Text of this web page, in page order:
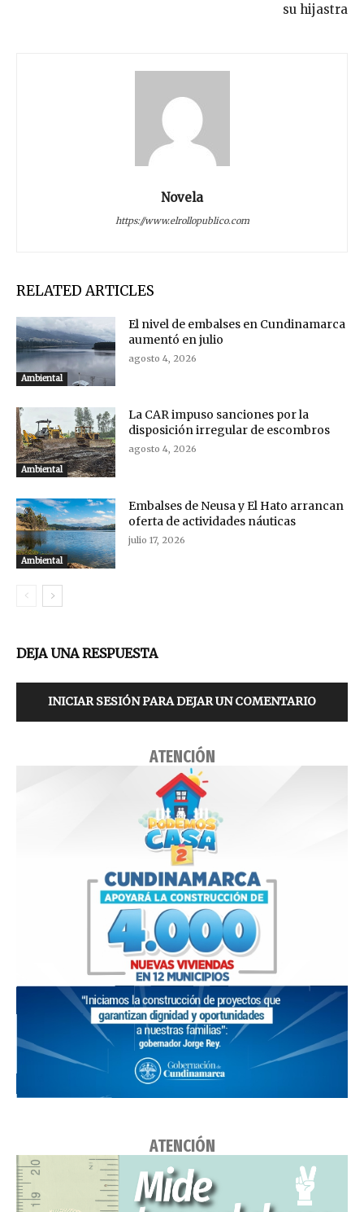
su hijastra
Novela
https://www.elrollopublico.com
RELATED ARTICLES
Ambiental
El nivel de embalses en Cundinamarca
aumentó en julio
agosto 4, 2026
Ambiental
La CAR impuso sanciones por la
disposición irregular de escombros
agosto 4, 2026
Ambiental
Embalses de Neusa y El Hato arrancan
oferta de actividades náuticas
julio 17, 2026
DEJA UNA RESPUESTA
INICIAR SESIÓN PARA DEJAR UN COMENTARIO
ATENCIÓN
ATENCIÓN